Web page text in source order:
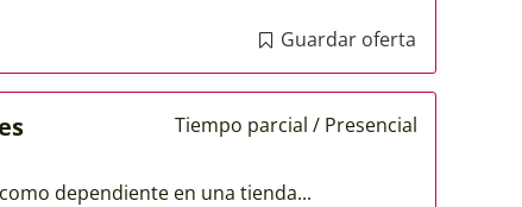
Guardar oferta
Tiempo parcial / Presencial
dependiente en una tienda...